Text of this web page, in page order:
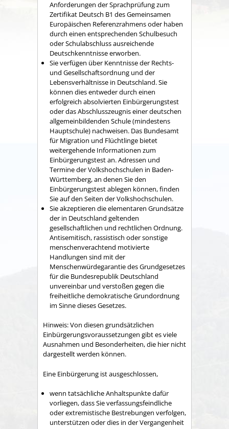
Anforderungen der Sprachprüfung zum
Zertifikat Deutsch B1 des Gemeinsamen
Europäischen Referenzrahmens oder haben
durch einen entsprechenden Schulbesuch
oder Schulabschluss ausreichende
Deutschkenntnisse erworben.
Sie verfügen über Kenntnisse der Rechts-
und Gesellschaftsordnung und der
Lebensverhältnisse in Deutschland. Sie
können dies entweder durch einen
erfolgreich absolvierten Einbürgerungstest
oder das Abschlusszeugnis einer deutschen
allgemeinbildenden Schule (mindestens
Hauptschule) nachweisen. Das Bundesamt
für Migration und Flüchtlinge bietet
weitergehende Informationen zum
Einbürgerungstest an. Adressen und
Termine der Volkshochschulen in Baden-
Württemberg, an denen Sie den
Einbürgerungstest ablegen können, finden
Sie auf den Seiten der Volkshochschulen.
Sie akzeptieren die elementaren Grundsätze
der in Deutschland geltenden
gesellschaftlichen und rechtlichen Ordnung.
Antisemitisch, rassistisch oder sonstige
menschenverachtend motivierte
Handlungen sind mit der
Menschenwürdegarantie des Grundgesetzes
für die Bundesrepublik Deutschland
unvereinbar und verstoßen gegen die
freiheitliche demokratische Grundordnung
im Sinne dieses Gesetzes.
Hinweis: Von diesen grundsätzlichen
Einbürgerungsvoraussetzungen gibt es viele
Ausnahmen und Besonderheiten, die hier nicht
dargestellt werden können.
Eine Einbürgerung ist ausgeschlossen,
wenn tatsächliche Anhaltspunkte dafür
vorliegen, dass Sie verfassungsfeindliche
oder extremistische Bestrebungen verfolgen,
unterstützen oder dies in der Vergangenheit